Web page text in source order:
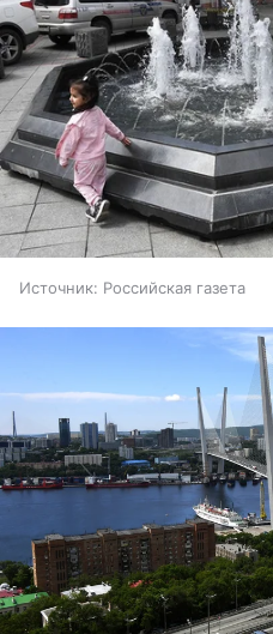
Источник: Российская газета